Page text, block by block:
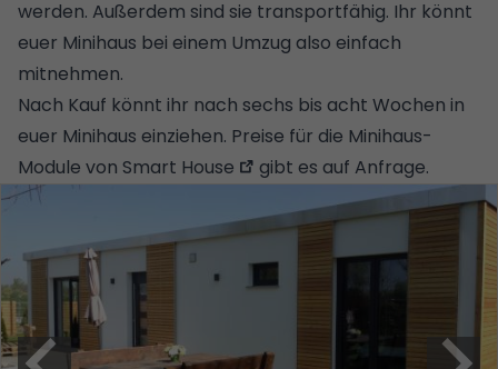
werden. Außerdem sind sie transportfähig. Ihr könnt
euer Minihaus bei einem Umzug also einfach
mitnehmen.
Nach Kauf könnt ihr nach sechs bis acht Wochen in
euer Minihaus einziehen. Preise für die Minihaus-
Module von Smart House
gibt es auf Anfrage.